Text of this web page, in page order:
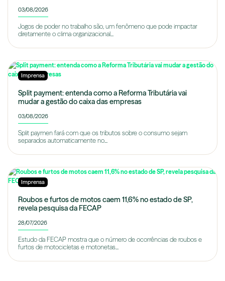
03/08/2026
Jogos de poder no trabalho são, um fenômeno que pode impactar
diretamente o clima organizacional...
Imprensa
Split payment: entenda como a Reforma Tributária vai
mudar a gestão do caixa das empresas
03/08/2026
Split paymen fará com que os tributos sobre o consumo sejam
separados automaticamente no...
Imprensa
Roubos e furtos de motos caem 11,6% no estado de SP,
revela pesquisa da FECAP
28/07/2026
Estudo da FECAP mostra que o número de ocorrências de roubos e
furtos de motocicletas e motonetas...